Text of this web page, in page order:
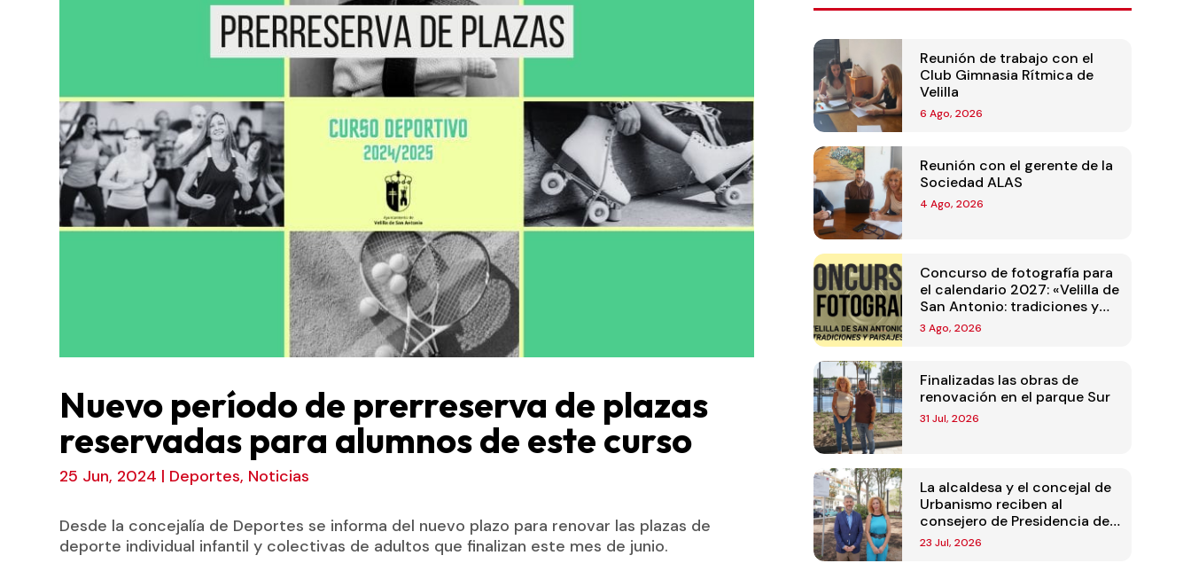
Nuevo período de prerreserva de plazas
reservadas para alumnos de este curso
25 Jun, 2024 | Deportes, Noticias
Desde la concejalía de Deportes se informa del nuevo plazo para renovar las plazas de
deporte individual infantil y colectivas de adultos que finalizan este mes de junio.
Reunión de trabajo con el
Club Gimnasia Rítmica de
Velilla
6 Ago, 2026
Reunión con el gerente de la
Sociedad ALAS
4 Ago, 2026
Concurso de fotografía para
el calendario 2027: «Velilla de
San Antonio: tradiciones y
paisajes»
3 Ago, 2026
Finalizadas las obras de
renovación en el parque Sur
31 Jul, 2026
La alcaldesa y el concejal de
Urbanismo reciben al
consejero de Presidencia de
la Comunidad de Madrid
23 Jul, 2026